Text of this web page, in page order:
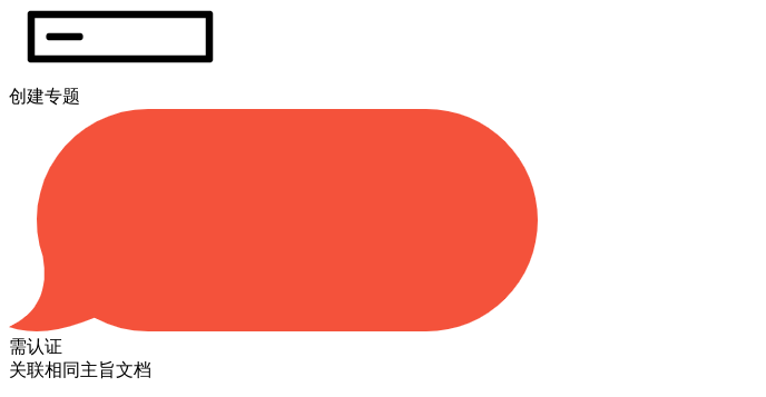
创建专题
需认证
关联相同主旨文档